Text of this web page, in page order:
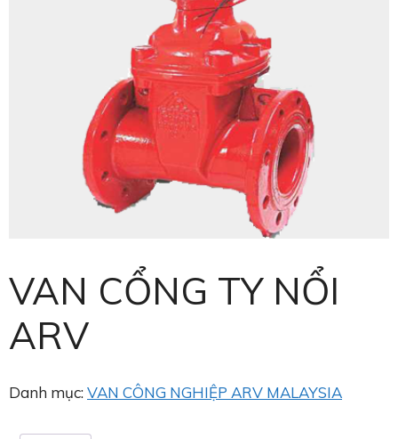
VAN CỔNG TY NỔI
ARV
Danh mục:VAN CÔNG NGHIỆP ARV MALAYSIA